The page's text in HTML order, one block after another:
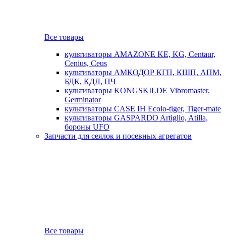
Все товары
культиваторы AMAZONE KE, KG, Centaur,
Cenius, Ceus
культиваторы АМКОДОР КГП, КШП, АПМ,
БДК, КДЛ, ПЧ
культиваторы KONGSKILDE Vibromaster,
Germinator
культиваторы CASE IH Ecolo-tiger, Tiger-mate
культиваторы GASPARDO Artiglio, Atilla,
бороны UFO
Запчасти для сеялок и посевных агрегатов
Все товары